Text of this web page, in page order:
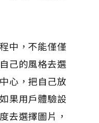
中，不能僅僅
己的風格去選
心，把自己放
如果用戶體驗設
去選擇圖片，